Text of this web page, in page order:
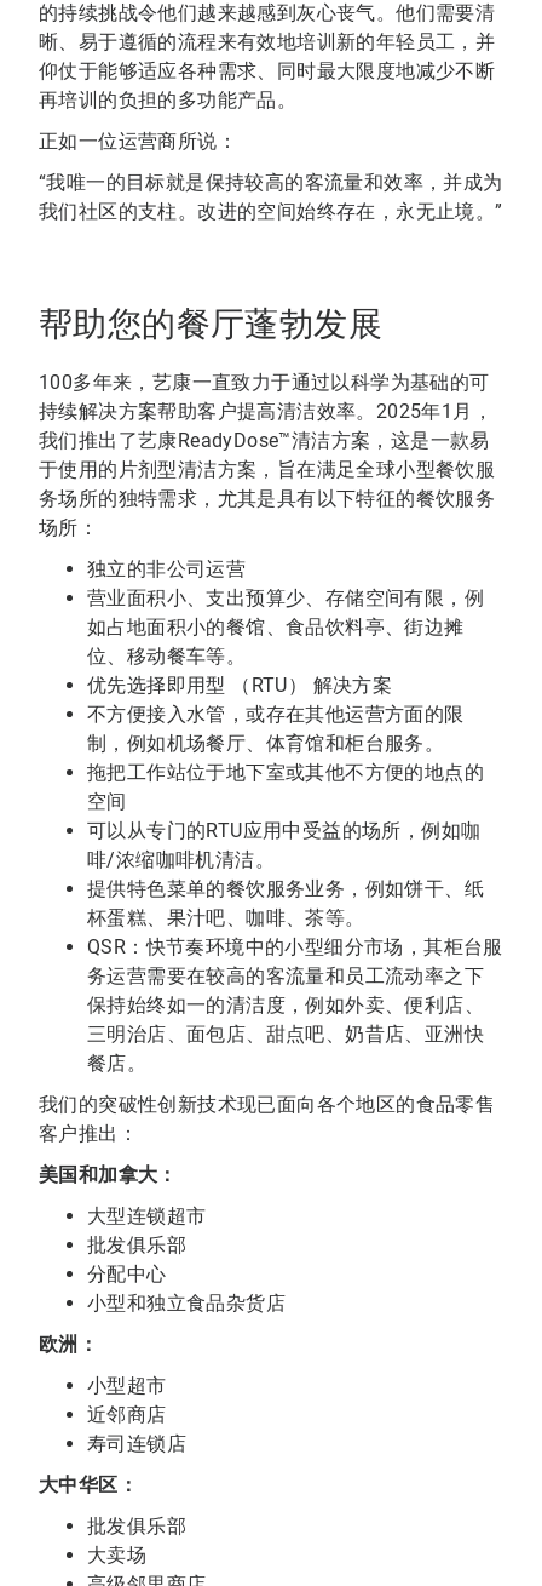
的持续挑战令他们越来越感到灰心丧气。他们需要清
晰、易于遵循的流程来有效地培训新的年轻员工，并
仰仗于能够适应各种需求、同时最大限度地减少不断
再培训的负担的多功能产品。
正如一位运营商所说：
“我唯一的目标就是保持较高的客流量和效率，并成为
我们社区的支柱。改进的空间始终存在，永无止境。”
帮助您的餐厅蓬勃发展
100多年来，艺康一直致力于通过以科学为基础的可
持续解决方案帮助客户提高清洁效率。2025年1月，
我们推出了艺康ReadyDose™清洁方案，这是一款易
于使用的片剂型清洁方案，旨在满足全球小型餐饮服
务场所的独特需求，尤其是具有以下特征的餐饮服务
场所：
独立的非公司运营
营业面积小、支出预算少、存储空间有限，例
如占地面积小的餐馆、食品饮料亭、街边摊
位、移动餐车等。
优先选择即用型 （RTU） 解决方案
不方便接入水管，或存在其他运营方面的限
制，例如机场餐厅、体育馆和柜台服务。
拖把工作站位于地下室或其他不方便的地点的
空间
可以从专门的RTU应用中受益的场所，例如咖
啡/浓缩咖啡机清洁。
提供特色菜单的餐饮服务业务，例如饼干、纸
杯蛋糕、果汁吧、咖啡、茶等。
QSR：快节奏环境中的小型细分市场，其柜台服
务运营需要在较高的客流量和员工流动率之下
保持始终如一的清洁度，例如外卖、便利店、
三明治店、面包店、甜点吧、奶昔店、亚洲快
餐店。
我们的突破性创新技术现已面向各个地区的食品零售
客户推出：
美国和加拿大：
大型连锁超市
批发俱乐部
分配中心
小型和独立食品杂货店
欧洲：
小型超市
近邻商店
寿司连锁店
大中华区：
批发俱乐部
大卖场